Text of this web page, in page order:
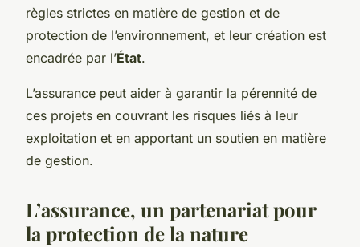
règles strictes en matière de gestion et de
protection de l’environnement, et leur création est
encadrée par l’État.
L’assurance peut aider à garantir la pérennité de
ces projets en couvrant les risques liés à leur
exploitation et en apportant un soutien en matière
de gestion.
L’assurance, un partenariat pour
la protection de la nature